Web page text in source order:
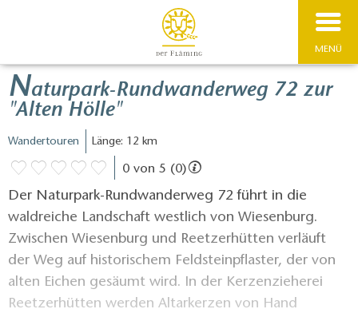
MENÜ
Naturpark-Rundwanderweg 72 zur
"Alten Hölle"
Wandertouren Länge: 12 km
0 von 5 (0)
Der Naturpark-Rundwanderweg 72 führt in die
waldreiche Landschaft westlich von Wiesenburg.
Zwischen Wiesenburg und Reetzerhütten verläuft
der Weg auf historischem Feldsteinpflaster, der von
alten Eichen gesäumt wird. In der Kerzenzieherei
Reetzerhütten werden Altarkerzen von Hand